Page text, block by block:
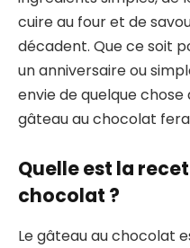
cuire au four et de
décadent. Que ce soit
un anniversaire ou
envie de quelque
gâteau au chocolat
Quelle est la
chocolat ?
Le gâteau au chocolat